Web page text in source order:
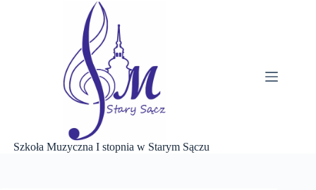
Szkoła Muzyczna I stopnia w Starym Sączu